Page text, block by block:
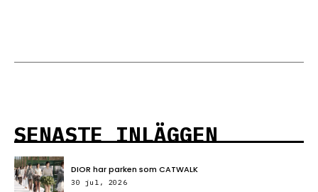
SENASTE INLÄGGEN
DIOR har parken som CATWALK
30 jul, 2026